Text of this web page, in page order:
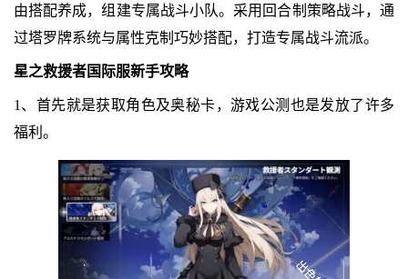
由搭配养成，组建专属战斗小队。采用回合制策略战斗，通
过塔罗牌系统与属性克制巧妙搭配，打造专属战斗流派。
星之救援者国际服新手攻略
1、首先就是获取角色及奥秘卡，游戏公测也是发放了许多
福利。